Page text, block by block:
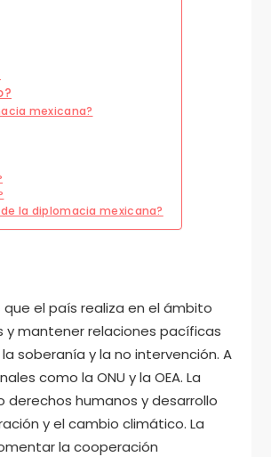
mexicana?
la diplomacia mexicana?
el país realiza en el ámbito
y mantener relaciones pacíficas
soberanía y la no intervención. A
como la ONU y la OEA. La
humanos y desarrollo
y el cambio climático. La
la cooperación